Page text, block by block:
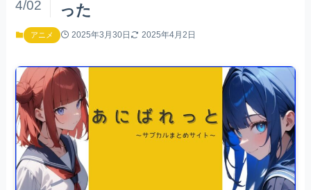
った
4/02
アニメ 2025年3月30日 2025年4月2日